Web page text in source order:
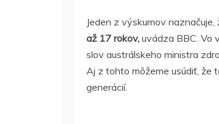
Jeden z výskumov naznačuje,
až 17 rokov, uvádza BBC. Vo
slov austrálskeho ministra
Aj z tohto môžeme usúdiť, že
generácií.